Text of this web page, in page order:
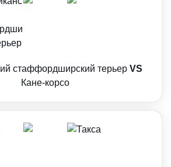
стаффордширский терьер VS
Кане-корсо